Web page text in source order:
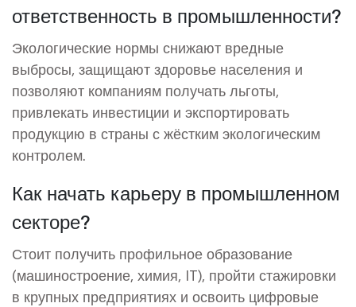
ответственность в промышленности?
Экологические нормы снижают вредные
выбросы, защищают здоровье населения и
позволяют компаниям получать льготы,
привлекать инвестиции и экспортировать
продукцию в страны с жёстким экологическим
контролем.
Как начать карьеру в промышленном
секторе?
Стоит получить профильное образование
(машиностроение, химия, IT), пройти стажировки
в крупных предприятиях и освоить цифровые